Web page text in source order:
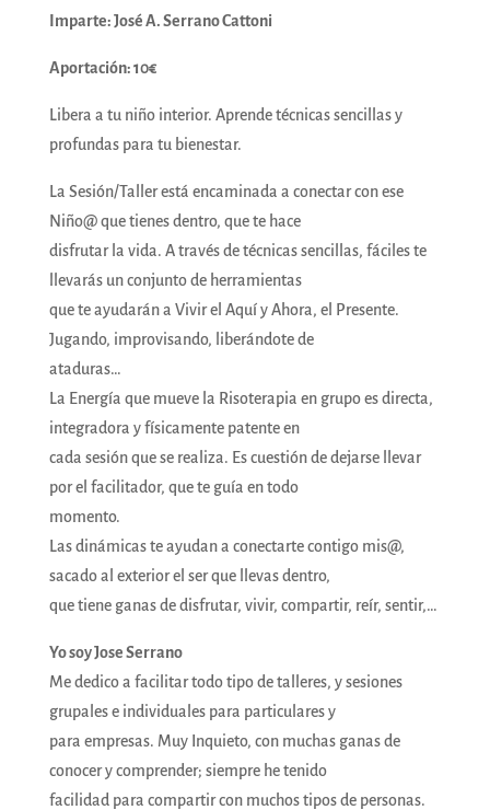
Imparte: José A. Serrano Cattoni
Aportación: 10€
Libera a tu niño interior. Aprende técnicas sencillas y
profundas para tu bienestar.
La Sesión/Taller está encaminada a conectar con ese
Niño@ que tienes dentro, que te hace
disfrutar la vida. A través de técnicas sencillas, fáciles te
llevarás un conjunto de herramientas
que te ayudarán a Vivir el Aquí y Ahora, el Presente.
Jugando, improvisando, liberándote de
ataduras…
La Energía que mueve la Risoterapia en grupo es directa,
integradora y físicamente patente en
cada sesión que se realiza. Es cuestión de dejarse llevar
por el facilitador, que te guía en todo
momento.
Las dinámicas te ayudan a conectarte contigo mis@,
sacado al exterior el ser que llevas dentro,
que tiene ganas de disfrutar, vivir, compartir, reír, sentir,…
Yo soy Jose Serrano
Me dedico a facilitar todo tipo de talleres, y sesiones
grupales e individuales para particulares y
para empresas. Muy Inquieto, con muchas ganas de
conocer y comprender; siempre he tenido
facilidad para compartir con muchos tipos de personas.